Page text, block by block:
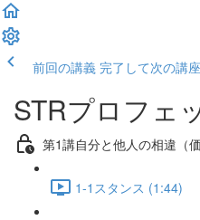
前回の講義 完了して次の講
STRプロフェ
第1講自分と他人の相違（
1-1スタンス (1:44)